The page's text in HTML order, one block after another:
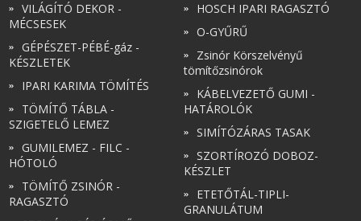
VILÁGÍTÓ DEKOR -
MÉCSESEK
GÉPÉSZET-PÉBÉ-gáz -
KÉSZLETEK
IPARI KARIMA TÖMÍTÉS
TÖMÍTŐ TÁBLA -
SZIGETELŐ LEMEZ
GUMILEMEZ - FILC -
HÓTOLÓ
TÖMÍTŐ ZSINÓR -
RAGASZTÓ
HOSCH IPARI RAGASZTÓ
O-GYŰRŰ
Zsinór Körszelvényű
tömítőzsinórok
KÁBELVEZETŐ GUMI -
HATÁROLÓK
SIMÍTÓZÁRAS TASAK
SZORTÍROZÓ DOBOZ-
KÉSZLET
ETETŐTÁL-TIPLI-
GRANULÁTUM